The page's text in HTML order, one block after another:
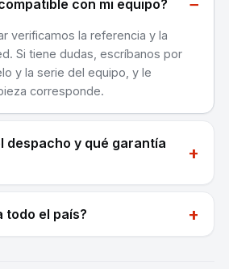
con mi equipo?
verificamos la referencia y la
Si tiene dudas, escríbanos por
y la serie del equipo, y le
corresponde.
despacho y qué garantía
+
todo el país? +